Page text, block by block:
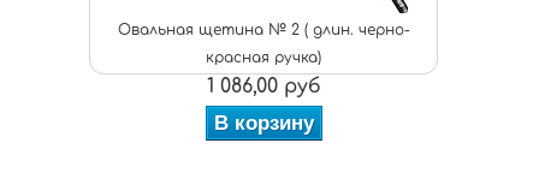
Овальная щетина № 2 ( длин. черно-
красная ручка)
1 086,00 руб
В корзину